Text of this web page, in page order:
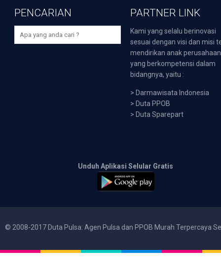
PENCARIAN PARTNER LINK
Kami yang selalu berinovasi
sesuai dengan visi dan misi
mendirikan anak perusahaan
yang berkompetensi dalam
bidangnya, yaitu :
> Darmawisata Indonesia
> Duta PPOB
> Duta Sparepart
Unduh Aplikasi Selular Gratis
© 2008-2017 Duta Pulsa: Agen Pulsa dan PPOB Murah Terpercaya